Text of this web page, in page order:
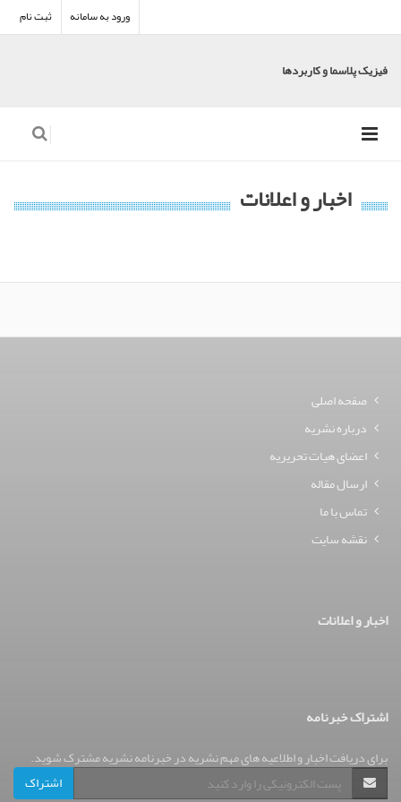
ورود به سامانه ثبت نام
فیزیک پلاسما و کاربردها
اخبار و اعلانات
صفحه اصلی
درباره نشریه
اعضای هیات تحریریه
ارسال مقاله
تماس با ما
نقشه سایت
اخبار و اعلانات
اشتراک خبرنامه
برای دریافت اخبار و اطلاعیه های مهم نشریه در خبرنامه نشریه مشترک شوید.
اشتراک